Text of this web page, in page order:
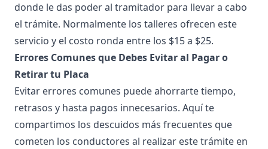
donde le das poder al tramitador para llevar a cabo
el trámite. Normalmente los talleres ofrecen este
servicio y el costo ronda entre los $15 a $25.
Errores Comunes que Debes Evitar al Pagar o
Retirar tu Placa
Evitar errores comunes puede ahorrarte tiempo,
retrasos y hasta pagos innecesarios. Aquí te
compartimos los descuidos más frecuentes que
cometen los conductores al realizar este trámite en